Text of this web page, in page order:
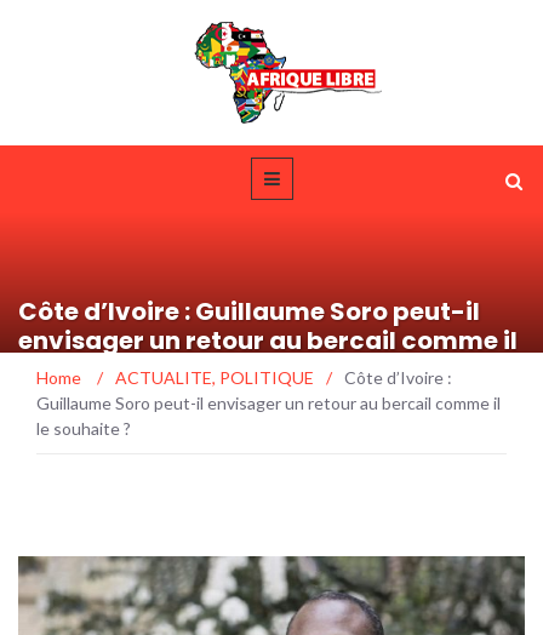
Côte d’Ivoire : Guillaume Soro peut-il
envisager un retour au bercail comme il
le souhaite ?
Home / ACTUALITE, POLITIQUE / Côte d’Ivoire :
Guillaume Soro peut-il envisager un retour au bercail comme il
le souhaite ?